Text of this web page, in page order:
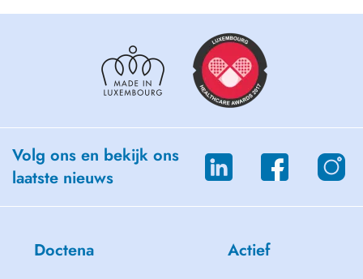
Volg ons en bekijk ons
laatste nieuws
Doctena Actief